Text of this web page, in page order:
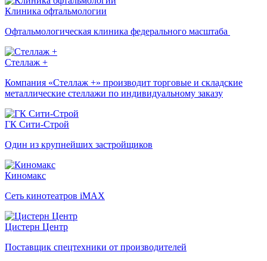
Клиника офтальмологии
Офтальмологическая клиника федерального масштаба
Стеллаж +
Компания «Стеллаж +» производит торговые и складские
металлические стеллажи по индивидуальному заказу
ГК Сити-Строй
Один из крупнейших застройщиков
Киномакс
Сеть кинотеатров iMAX
Цистерн Центр
Поставщик спецтехники от производителей